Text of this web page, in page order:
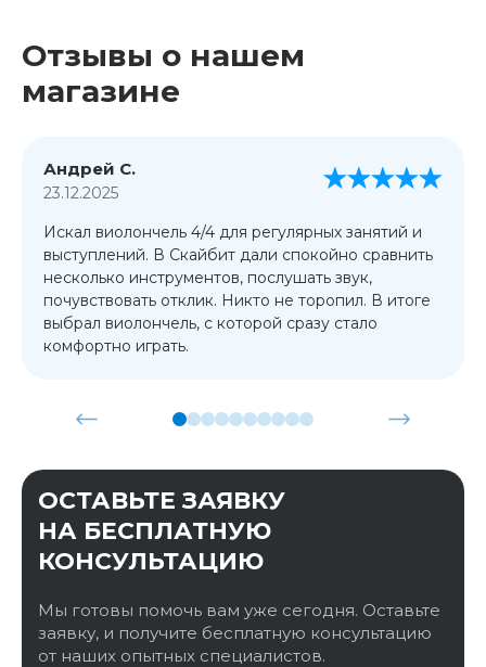
Отзывы о нашем
магазине
Андрей С.
23.12.2025
Искал виолончель 4/4 для регулярных занятий и
выступлений. В Скайбит дали спокойно сравнить
несколько инструментов, послушать звук,
почувствовать отклик. Никто не торопил. В итоге
выбрал виолончель, с которой сразу стало
комфортно играть.
ОСТАВЬТЕ ЗАЯВКУ
НА БЕСПЛАТНУЮ
КОНСУЛЬТАЦИЮ
Мы готовы помочь вам уже сегодня. Оставьте
заявку, и получите бесплатную консультацию
от наших опытных специалистов.